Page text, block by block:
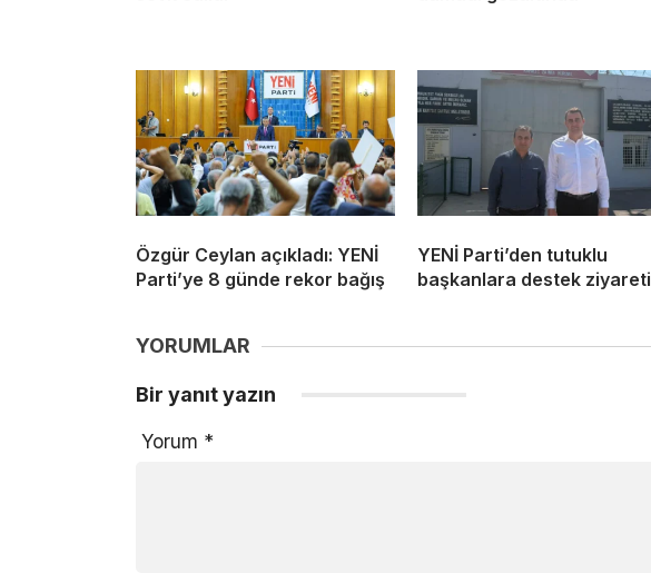
Özgür Ceylan açıkladı: YENİ
Parti’ye 8 günde rekor bağış
YENİ Parti’den tutuklu
başkanlara destek ziyareti
YORUMLAR
Bir yanıt yazın
Yorum *